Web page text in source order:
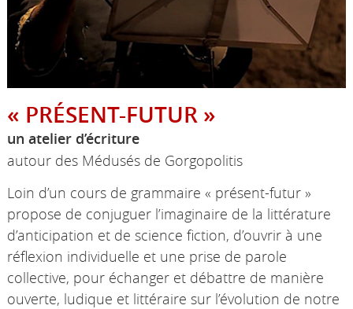
« PRÉSENT-FUTUR »
un atelier d’écriture
autour des Médusés de Gorgopolitis
Loin d’un cours de grammaire « présent-futur »
propose de conjuguer l’imaginaire de la littérature
d’anticipation et de science fiction, d’ouvrir à une
réflexion individuelle et une prise de parole
collective, pour échanger et débattre de manière
ouverte, ludique et littéraire sur l’évolution de notre